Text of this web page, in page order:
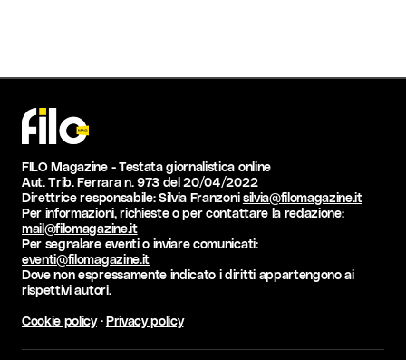
FILO Magazine - Testata giornalistica online
Aut. Trib. Ferrara n. 973 del 20/04/2022
Direttrice responsabile: Silvia Franzonisilvia@filomagazine.it
Per informazioni, richieste o per contattare la redazione:
mail@filomagazine.it
Per segnalare eventi o inviare comunicati:
eventi@filomagazine.it
Dove non espressamente indicato i diritti appartengono ai
rispettivi autori.
Cookie policy·Privacy policy